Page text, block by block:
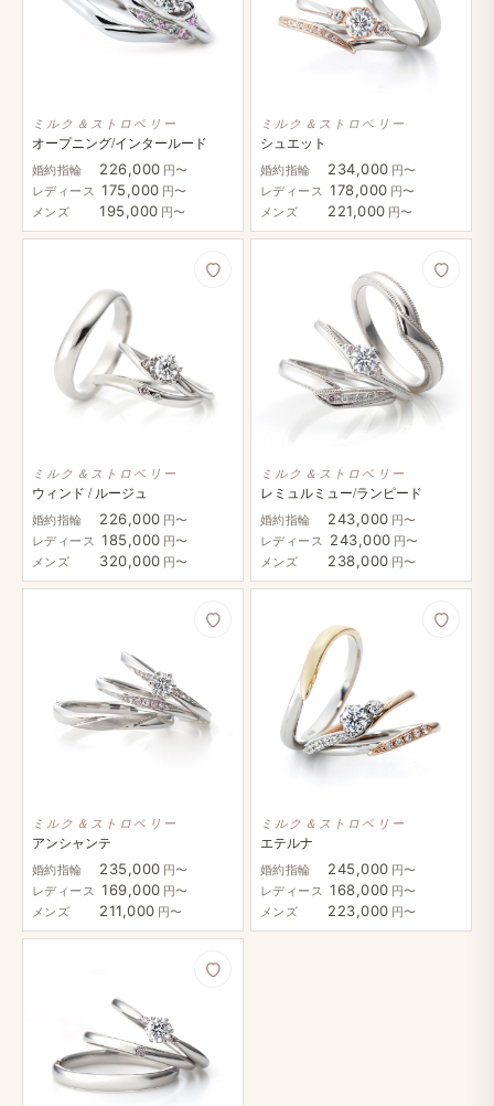
ミルク＆ストロベリー
オープニング/インタールード
婚約指輪
226,000 円〜
レディース 175,000 円〜
メンズ
195,000 円〜
ミルク＆ストロベリー
シュエット
婚約指輪
234,000 円〜
レディース 178,000 円〜
メンズ
221,000 円〜
ミルク＆ストロベリー
ウィンド / ルージュ
婚約指輪
226,000 円〜
レディース 185,000 円〜
メンズ
320,000 円〜
ミルク＆ストロベリー
レミュルミュー/ランピード
婚約指輪
243,000 円〜
レディース 243,000 円〜
メンズ
238,000 円〜
ミルク＆ストロベリー
アンシャンテ
婚約指輪
235,000 円〜
レディース 169,000 円〜
メンズ
211,000 円〜
ミルク＆ストロベリー
エテルナ
婚約指輪
245,000 円〜
レディース 168,000 円〜
メンズ
223,000 円〜